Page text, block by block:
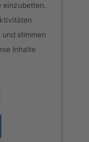
einzubetten.
stimmen
Inhalte